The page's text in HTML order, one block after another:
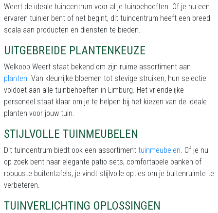
Weert de ideale tuincentrum voor al je tuinbehoeften. Of je nu een
ervaren tuinier bent of net begint, dit tuincentrum heeft een breed
scala aan producten en diensten te bieden.
UITGEBREIDE PLANTENKEUZE
Welkoop Weert staat bekend om zijn ruime assortiment aan
planten. Van kleurrijke bloemen tot stevige struiken, hun selectie
voldoet aan alle tuinbehoeften in Limburg. Het vriendelijke
personeel staat klaar om je te helpen bij het kiezen van de ideale
planten voor jouw tuin.
STIJLVOLLE TUINMEUBELEN
Dit tuincentrum biedt ook een assortiment tuinmeubelen. Of je nu
op zoek bent naar elegante patio sets, comfortabele banken of
robuuste buitentafels, je vindt stijlvolle opties om je buitenruimte te
verbeteren.
TUINVERLICHTING OPLOSSINGEN